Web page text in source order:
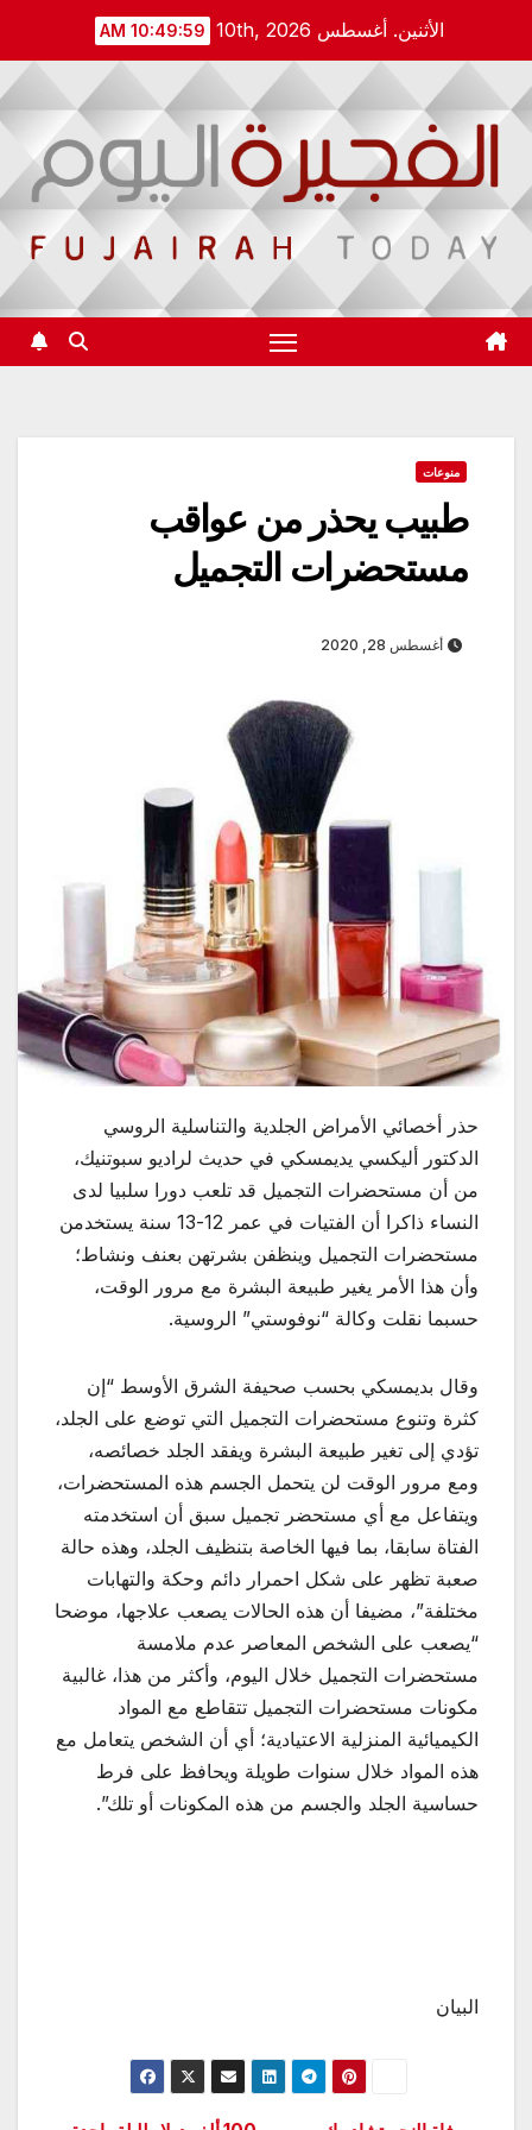
content
الأثنين. أغسطس 10th, 2026 10:50:00 AM
منوعات
طبيب يحذر من عواقب
مستحضرات التجميل
أغسطس 28, 2020
حذر أخصائي الأمراض الجلدية والتناسلية الروسي
الدكتور أليكسي يديمسكي في حديث لراديو سبوتنيك،
من أن مستحضرات التجميل قد تلعب دورا سلبيا لدى
النساء ذاكرا أن الفتيات في عمر 12-13 سنة يستخدمن
مستحضرات التجميل وينظفن بشرتهن بعنف ونشاط؛
وأن هذا الأمر يغير طبيعة البشرة مع مرور الوقت،
حسبما نقلت وكالة “نوفوستي” الروسية.
وقال بديمسكي بحسب صحيفة الشرق الأوسط “إن
كثرة وتنوع مستحضرات التجميل التي توضع على الجلد،
تؤدي إلى تغير طبيعة البشرة ويفقد الجلد خصائصه،
ومع مرور الوقت لن يتحمل الجسم هذه المستحضرات،
ويتفاعل مع أي مستحضر تجميل سبق أن استخدمته
الفتاة سابقا، بما فيها الخاصة بتنظيف الجلد، وهذه حالة
صعبة تظهر على شكل احمرار دائم وحكة والتهابات
مختلفة”، مضيفا أن هذه الحالات يصعب علاجها، موضحا
“يصعب على الشخص المعاصر عدم ملامسة
مستحضرات التجميل خلال اليوم، وأكثر من هذا، غالبية
مكونات مستحضرات التجميل تتقاطع مع المواد
الكيميائية المنزلية الاعتيادية؛ أي أن الشخص يتعامل مع
هذه المواد خلال سنوات طويلة ويحافظ على فرط
حساسية الجلد والجسم من هذه المكونات أو تلك”.
البيان